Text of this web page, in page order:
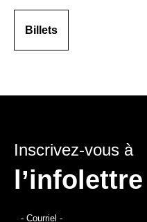
Billets
Inscrivez-vous à
l’infolettre